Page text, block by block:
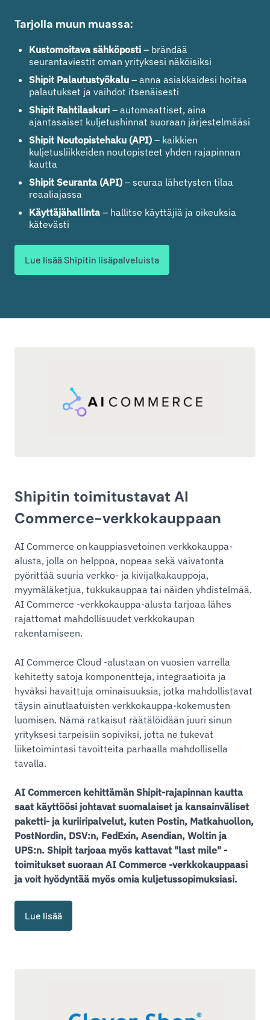
Tarjolla muun muassa:
Kustomoitava sähköposti – brändää
seurantaviestit oman yrityksesi näköisiksi
Shipit Palautustyökalu – anna asiakkaidesi hoitaa
palautukset ja vaihdot itsenäisesti
Shipit Rahtilaskuri – automaattiset, aina
ajantasaiset kuljetushinnat suoraan järjestelmääsi
Shipit Noutopistehaku (API) – kaikkien
kuljetusliikkeiden noutopisteet yhden rajapinnan
kautta
Shipit Seuranta (API) – seuraa lähetysten tilaa
reaaliajassa
Käyttäjähallinta – hallitse käyttäjiä ja oikeuksia
kätevästi
Lue lisää Shipitin lisäpalveluista
Shipitin toimitustavat AI
Commerce-verkkokauppaan
AI Commerce on kauppiasvetoinen verkkokauppa-
alusta, jolla on helppoa, nopeaa sekä vaivatonta
pyörittää suuria verkko- ja kivijalkakauppoja,
myymäläketjua, tukkukauppaa tai näiden yhdistelmää.
AI Commerce -verkkokauppa-alusta tarjoaa lähes
rajattomat mahdollisuudet verkkokaupan
rakentamiseen.
AI Commerce Cloud -alustaan on vuosien varrella
kehitetty satoja komponentteja, integraatioita ja
hyväksi havaittuja ominaisuuksia, jotka mahdollistavat
täysin ainutlaatuisten verkkokauppa-kokemusten
luomisen. Nämä ratkaisut räätälöidään juuri sinun
yrityksesi tarpeisiin sopiviksi, jotta ne tukevat
liiketoimintasi tavoitteita parhaalla mahdollisella
tavalla.
AI Commercen kehittämän Shipit-rajapinnan kautta
saat käyttöösi johtavat suomalaiset ja kansainväliset
paketti- ja kuriiripalvelut, kuten Postin, Matkahuollon,
PostNordin, DSV:n, FedExin, Asendian, Woltin ja
UPS:n. Shipit tarjoaa myös kattavat "last mile" -
toimitukset suoraan AI Commerce -verkkokauppaasi
ja voit hyödyntää myös omia kuljetussopimuksiasi.
Lue lisää